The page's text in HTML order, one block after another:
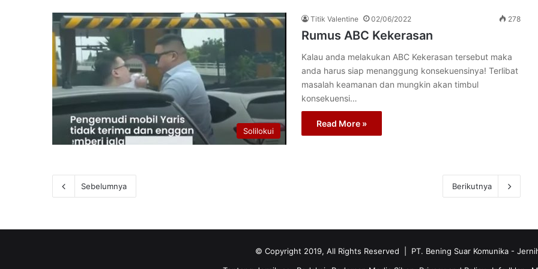
Solilokui
Titik Valentine 02/06/2022 278
Rumus ABC Kekerasan
Kalau anda melakukan ABC Kekerasan tersebut maka
anda harus siap menanggung konsekuensinya! Terlibat
masalah keamanan dan mungkin akan timbul
konsekuensi…
Read More »
Sebelumnya Berikutnya
© Copyright 2019, All Rights Reserved | PT. Bening Suar Komunika -